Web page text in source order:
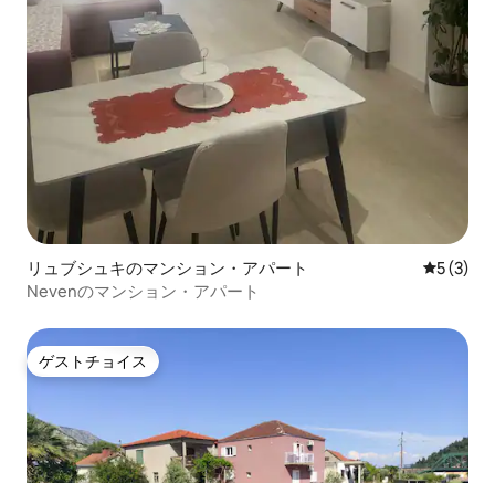
リュブシュキのマンション・アパート レビュー
5 (3)
Nevenのマンション・アパート
ゲストチョイス
ゲストチョイス